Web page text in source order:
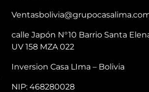
calle Japón N°10 Barrio Santa
UV 158 MZA 022
Inversion Casa LIma – Bolivia
NIP: 468280028